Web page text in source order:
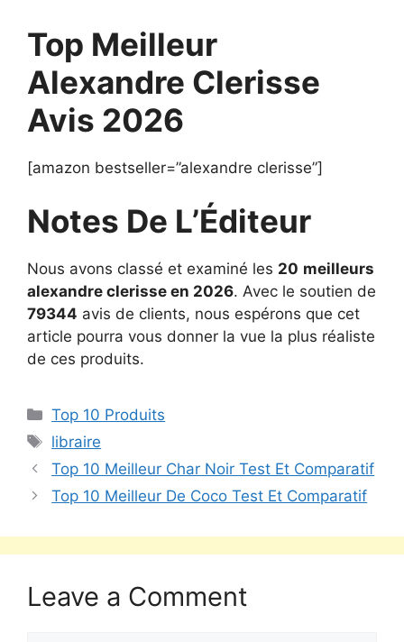
Top Meilleur
Alexandre Clerisse
Avis 2026
[amazon bestseller=”alexandre clerisse”]
Notes De L’Éditeur
Nous avons classé et examiné les 20 meilleurs
alexandre clerisse en 2026. Avec le soutien de
79344 avis de clients, nous espérons que cet
article pourra vous donner la vue la plus réaliste
de ces produits.
Top 10 Produits
libraire
Top 10 Meilleur Char Noir Test Et Comparatif
Top 10 Meilleur De Coco Test Et Comparatif
Leave a Comment